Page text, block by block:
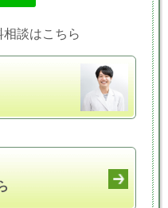
談はこちら